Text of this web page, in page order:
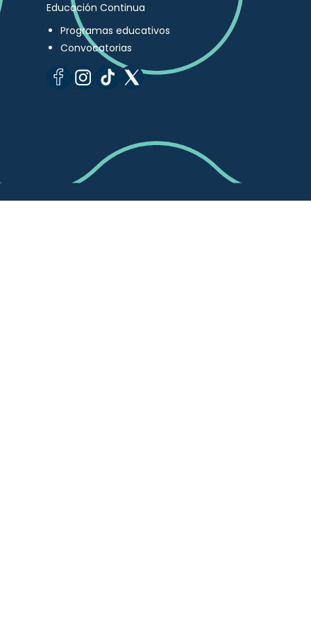
Educación Continua
Programas educativos
Convocatorias